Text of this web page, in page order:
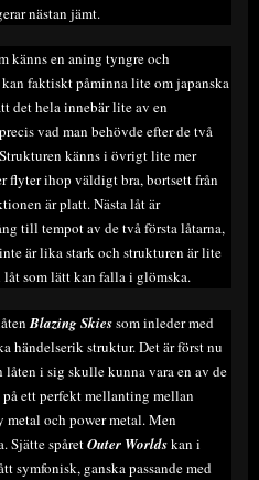
nästan jämt.
känns en aning tyngre och
faktiskt påminna lite om japanska
det hela innebär lite av en
vad man behövde efter de två
känns i övrigt lite mer
flyter ihop väldigt bra, bortsett från
är platt. Nästa låt är
till tempot av de två första låtarna,
är lika stark och strukturen är lite
låt som lätt kan falla i glömska.
Blazing Skiessom inleder med
händelserik struktur. Det är först nu
i sig skulle kunna vara en av de
ett perfekt mellanting mellan
metal och power metal. Men
Sjätte spåretOuter Worldskan i
symfonisk, ganska passande med